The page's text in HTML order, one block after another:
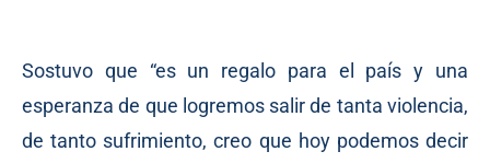
Sostuvo que “es un regalo para el país y una
esperanza de que logremos salir de tanta violencia,
de tanto sufrimiento, creo que hoy podemos decir